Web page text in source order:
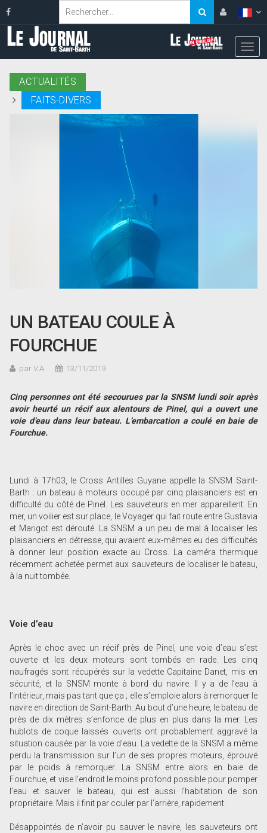
ACTUALITÉS
FAITS-DIVERS
UN BATEAU COULE À
FOURCHUE
par V.A 13/11/2019
Cinq personnes ont été secourues par la SNSM lundi soir après
avoir heurté un récif aux alentours de Pinel, qui a ouvert une
voie d’eau dans leur bateau. L’embarcation a coulé en baie de
Fourchue.
Lundi à 17h03, le Cross Antilles Guyane appelle la SNSM Saint-
Barth : un bateau à moteurs occupé par cinq plaisanciers est en
difficulté du côté de Pinel. Les sauveteurs en mer appareillent. En
mer, un voilier est sur place, le Voyager qui fait route entre Gustavia
et Marigot est dérouté. La SNSM a un peu de mal à localiser les
plaisanciers en détresse, qui avaient eux-mêmes eu des difficultés
à donner leur position exacte au Cross. La caméra thermique
récemment achetée permet aux sauveteurs de localiser le bateau,
à la nuit tombée.
Voie d’eau
Après le choc avec un récif près de Pinel, une voie d’eau s’est
ouverte et les deux moteurs sont tombés en rade. Les cinq
naufragés sont récupérés sur la vedette Capitaine Danet, mis en
sécurité, et la SNSM monte à bord du navire. Il y a de l’eau à
l’intérieur, mais pas tant que ça ; elle s’emploie alors à remorquer le
navire en direction de Saint-Barth. Au bout d’une heure, le bateau de
près de dix mètres s’enfonce de plus en plus dans la mer. Les
hublots de coque laissés ouverts ont probablement aggravé la
situation causée par la voie d’eau. La vedette de la SNSM a même
perdu la transmission sur l’un de ses propres moteurs, éprouvé
par le poids à remorquer. La SNSM entre alors en baie de
Fourchue, et vise l’endroit le moins profond possible pour pomper
l’eau et sauver le bateau, qui est aussi l’habitation de son
propriétaire. Mais il finit par couler par l’arrière, rapidement.
Désappointés de n’avoir pu sauver le navire, les sauveteurs ont